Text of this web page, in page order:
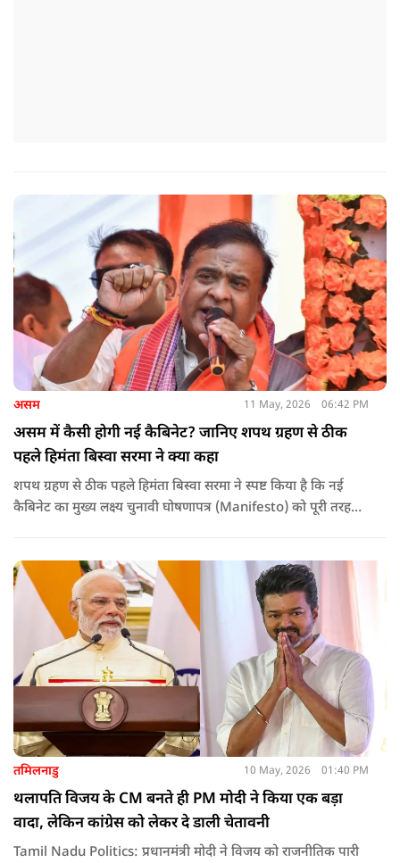
असम 11 May, 2026 06:42 PM
असम में कैसी होगी नई कैबिनेट? जानिए शपथ ग्रहण से ठीक
पहले हिमंता बिस्वा सरमा ने क्या कहा
शपथ ग्रहण से ठीक पहले हिमंता बिस्वा सरमा ने स्पष्ट किया है कि नई
कैबिनेट का मुख्य लक्ष्य चुनावी घोषणापत्र (Manifesto) को पूरी तरह
तमिलनाडु 10 May, 2026 01:40 PM
थलापति विजय के CM बनते ही PM मोदी ने किया एक बड़ा
वादा, लेकिन कांग्रेस को लेकर दे डाली चेतावनी
Tamil Nadu Politics: प्रधानमंत्री मोदी ने विजय को राजनीतिक पारी